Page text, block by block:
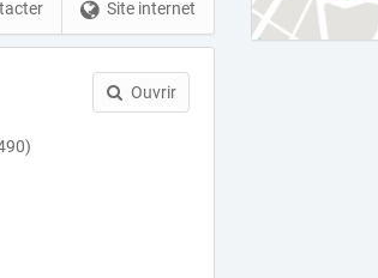
Site internet
Ouvrir